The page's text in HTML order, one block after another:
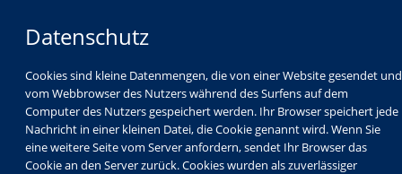
Datenschutz
Cookies sind kleine Datenmengen, die von einer Website gesendet und
vom Webbrowser des Nutzers während des Surfens auf dem
Computer des Nutzers gespeichert werden. Ihr Browser speichert jede
Nachricht in einer kleinen Datei, die Cookie genannt wird. Wenn Sie
eine weitere Seite vom Server anfordern, sendet Ihr Browser das
Cookie an den Server zurück. Cookies wurden als zuverlässiger